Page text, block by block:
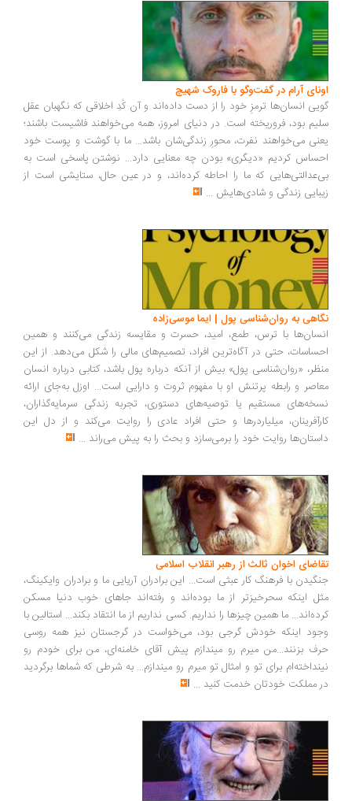
آرام در گفت‌وگو با فاروک شهیچ‭
انسان‌ها ترمزِ خود را از دست داده‌اند و آن کُدِ اخلاقی که نگهبان عقل
بود، فروریخته است. در دنیای امروز، همه می‌خواهند فاشیست باشند؛
می‌خواهند نفرت، محورِ زندگی‌شان باشد... ما با گوشت و پوست خود
کردیم «دیگری» بودن چه معنایی دارد... نوشتن پاسخی است به
که ما را احاطه کرده‌اند، و در عین حال، ستایشی است از
زندگی و شادی‌هایش...
به روان‌شناسی پول | ایما موسی‌زاده
با ترس، طمع، امید، حسرت و مقایسه زندگی می‌کنند و همین
حتی در آگاه‌ترین افراد، تصمیم‌های مالی را شکل می‌دهد. از این
«روان‌شناسی پول» بیش از آنکه درباره پول باشد، کتابی درباره انسان
و رابطه پرتنش او با مفهوم ثروت و دارایی است... اوزل به‌جای ارائه
مستقیم یا توصیه‌های دستوری، تجربه زندگی سرمایه‌گذاران،
میلیاردرها و حتی افراد عادی را روایت می‌کند و از دل این
روایت خود را برمی‌سازد و بحث را به پیش می‌راند ...
اخوان ثالث از رهبر انقلاب اسلامی
با فرهنگ کار عبثی است... این برادران آریایی ما و برادران وایکینگ،
اینکه سحرخیزتر از ما بوده‌اند و رفته‌اند جاهای خوب دنیا مسکن
ما همین چیزها را نداریم. کسی نداریم از ما انتقاد بکند... استالین با
اینکه خودش گرجی بود، می‌خواست در گرجستان نیز همه روسی
بزنند...من میرم رو میندازم پیش آقای خامنه‌ای، من برای خودم رو
برای تو و امثال تو میرم رو میندازم... به شرطی که شماها برگردید
مملکت خودتان خدمت کنید...